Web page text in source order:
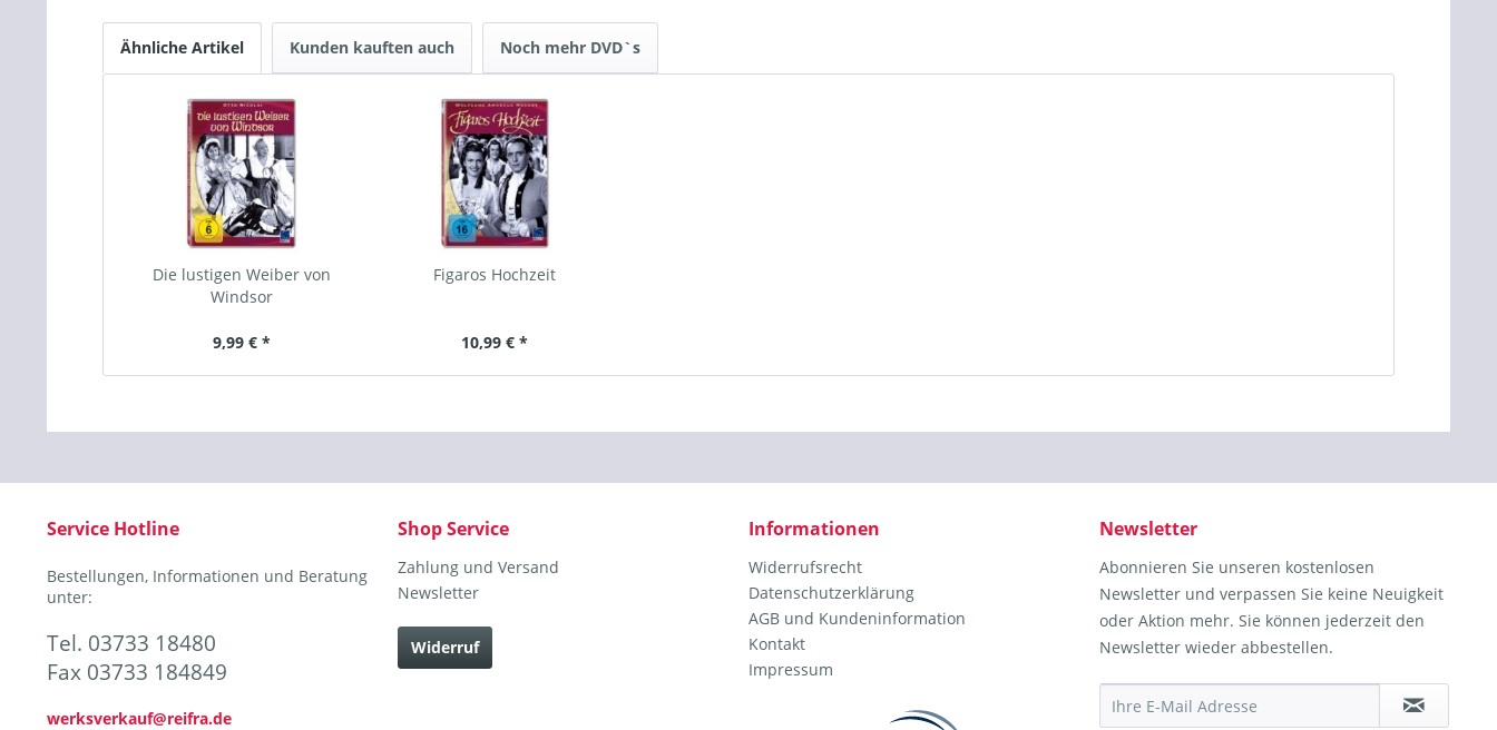
Ähnliche Artikel Kunden kauften auch Noch mehr DVD`s
Die lustigen Weiber von
Windsor
9,99 € *
Figaros Hochzeit
10,99 € *
Service Hotline
Bestellungen, Informationen und Beratung
unter:
Tel. 03733 18480
Fax 03733 184849
werksverkauf@reifra.de
Shop Service
Zahlung und Versand
Newsletter
Widerruf
Informationen
Widerrufsrecht
Datenschutzerklärung
AGB und Kundeninformation
Kontakt
Impressum
Newsletter
Abonnieren Sie unseren kostenlosen
Newsletter und verpassen Sie keine Neuigkeit
oder Aktion mehr. Sie können jederzeit den
Newsletter wieder abbestellen.